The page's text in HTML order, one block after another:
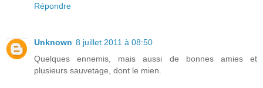
Répondre
Unknown 8 juillet 2011 à 08:50
Quelques ennemis, mais aussi de bonnes amies et
plusieurs sauvetage, dont le mien.